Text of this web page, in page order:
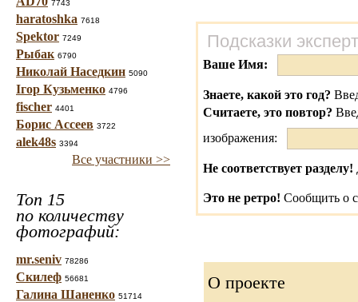
7743
haratoshka 7618
Spektor 7249
Рыбак 6790
Николай Наседкин 5090
Ігор Кузьменко 4796
fischer 4401
Борис Ассеев 3722
alek48s 3394
Все участники >>
Топ 15
по количеству
фотографий:
mr.seniv 78286
Скилеф 56681
Галина Шаненко 51714
Подсказки
Ваше Имя:
Знаете, какой это год?
Считаете, это повтор?
изображения:
Не соответствует разделу!
Это не ретро! Сообщить о
О проекте